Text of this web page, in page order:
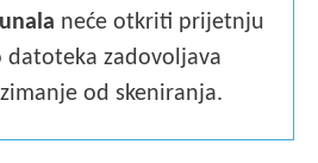
neće otkriti prijetnju
datoteka zadovoljava
od skeniranja.